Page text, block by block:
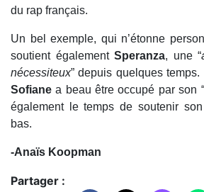
du rap français.
Un bel exemple, qui n’étonne
soutient également Speranza, une “
nécessiteux” depuis quelques
Sofiane a beau être occupé par son “
également le temps de soutenir
bas.
-Anaïs Koopman
Partager :